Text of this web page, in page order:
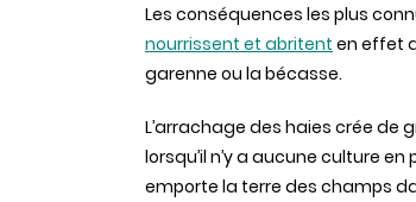
Les conséquences les plus
nourrissent et abritent en effet
garenne ou la bécasse.
L’arrachage des haies crée de
lorsqu’il n’y a aucune culture
emporte la terre des champs